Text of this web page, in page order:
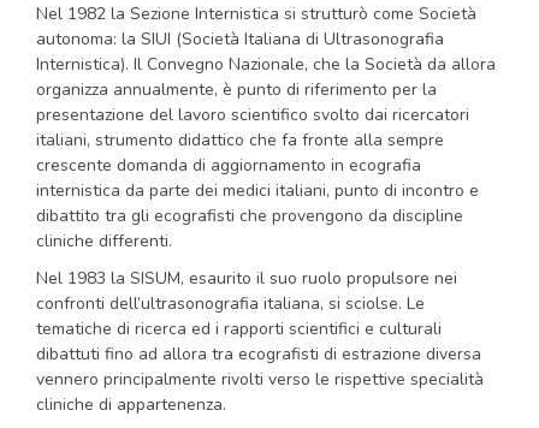
Nel 1982 la Sezione Internistica si strutturò come Società
autonoma: la SIUI (Società Italiana di Ultrasonografia
Internistica). Il Convegno Nazionale, che la Società da allora
organizza annualmente, è punto di riferimento per la
presentazione del lavoro scientifico svolto dai ricercatori
italiani, strumento didattico che fa fronte alla sempre
crescente domanda di aggiornamento in ecografia
internistica da parte dei medici italiani, punto di incontro e
dibattito tra gli ecografisti che provengono da discipline
cliniche differenti.
Nel 1983 la SISUM, esaurito il suo ruolo propulsore nei
confronti dell’ultrasonografia italiana, si sciolse. Le
tematiche di ricerca ed i rapporti scientifici e culturali
dibattuti fino ad allora tra ecografisti di estrazione diversa
vennero principalmente rivolti verso le rispettive specialità
cliniche di appartenenza.